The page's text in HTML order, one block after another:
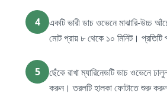
4
একটি ভারী ডাচ ওভেনে মাঝারি-উচ্চ
মোট প্রায় ৮ থেকে ১০ মিনিট। প্রতিটি
5
ছেঁকে রাখা ম্যারিনেডটি ডাচ
করুন। তরলটি হালকা ফোটাতে শুরু করুন,